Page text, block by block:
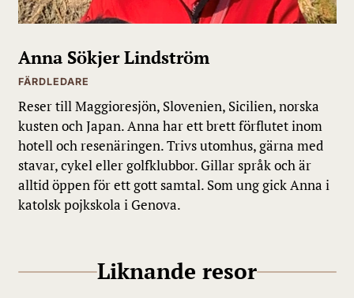
färdas genom dedramatiska ögrupperna
Anna Sökjer Lindström
FÄRDLEDARE
Reser till Maggioresjön, Slovenien, Sicilien, norska
kusten och Japan. Anna har ett brett förflutet inom
hotell och resenäringen. Trivs utomhus, gärna med
stavar, cykel eller golfklubbor. Gillar språk och är
alltid öppen för ett gott samtal. Som ung gick Anna i
katolsk pojkskola i Genova.
Liknande resor